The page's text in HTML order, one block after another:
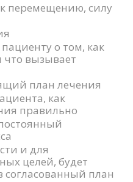
перемещению, силу
о том, как
что вызывает
план лечения
как
правильно
и для
целей, будет
согласованный план